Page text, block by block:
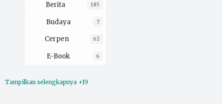
Berita 185
Budaya 7
Cerpen 62
E-Book 6
Ekologi
Tampilkan selengkapnya +19